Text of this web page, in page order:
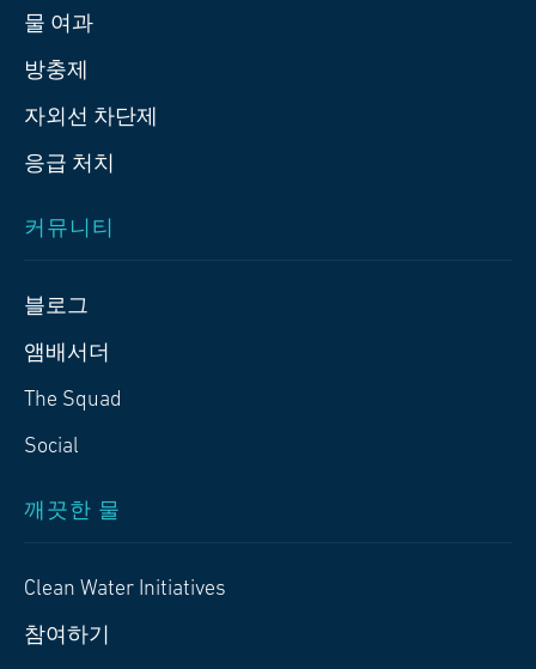
물 여과
방충제
자외선 차단제
응급 처치
커뮤니티
블로그
앰배서더
The Squad
Social
깨끗한 물
Clean Water Initiatives
참여하기